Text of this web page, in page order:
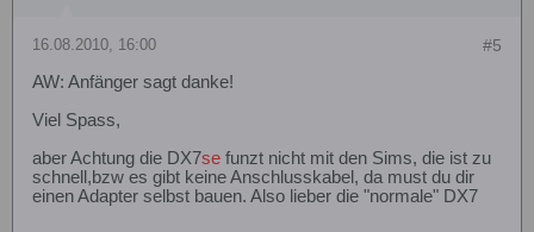
#5
16.08.2010, 16:00
AW: Anfänger sagt danke!
Viel Spass,
aber Achtung die DX7se funzt nicht mit den Sims, die ist zu
schnell,bzw es gibt keine Anschlusskabel, da must du dir
einen Adapter selbst bauen. Also lieber die "normale" DX7